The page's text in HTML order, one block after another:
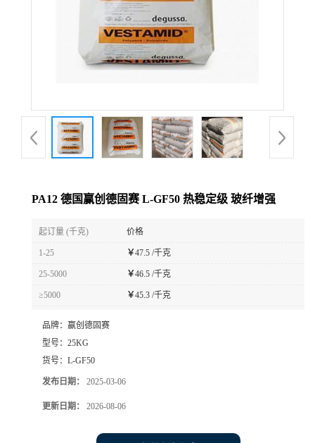
PA12 德国赢创德固赛 L-GF50 热稳定级 玻纤增强
起订量 (千克) 价格
1-25 ￥47.5 /千克
25-5000 ￥46.5 /千克
≥5000 ￥45.3 /千克
品牌： 赢创德固赛
型号： 25KG
货号： L-GF50
发布日期： 2025-03-06
更新日期： 2026-08-06